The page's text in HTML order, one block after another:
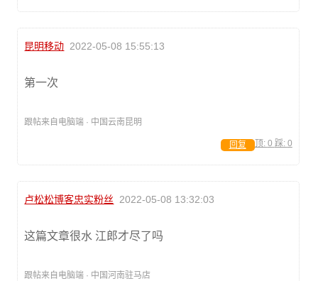
昆明移动 2022-05-08 15:55:13
第一次
跟帖来自电脑端 · 中国云南昆明
顶: 0 踩: 0
回复
卢松松博客忠实粉丝 2022-05-08 13:32:03
这篇文章很水 江郎才尽了吗
跟帖来自电脑端 · 中国河南驻马店